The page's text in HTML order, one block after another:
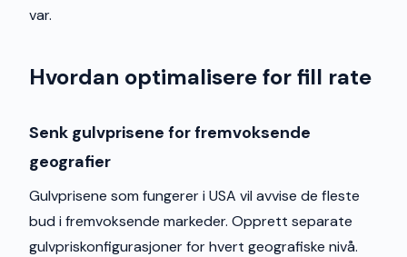
var.
Hvordan optimalisere for fill rate
Senk gulvprisene for fremvoksende
geografier
Gulvprisene som fungerer i USA vil avvise de fleste
bud i fremvoksende markeder. Opprett separate
gulvpriskonfigurasjoner for hvert geografiske nivå.